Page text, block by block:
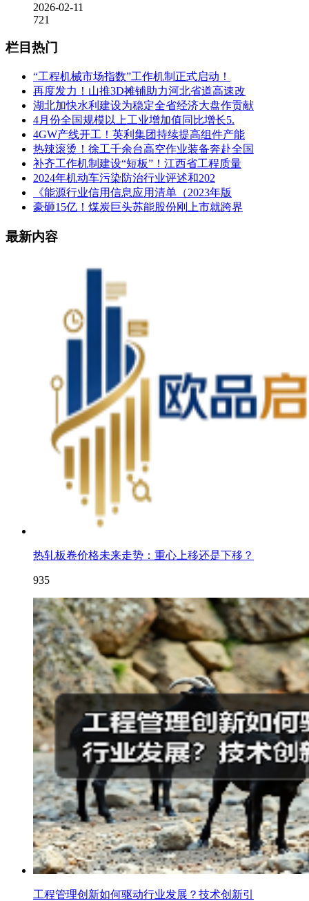
2026-02-11
721
栏目热门
“工程机械市场指数”工作机制正式启动！
再度发力！山推3D摊铺助力河北省道高速改
湖北加快水利建设为稳定全省经济大盘作贡献
4月份全国规模以上工业增加值同比增长5.
4GW产线开工！英利集团持续提高组件产能
热辣滚烫！徐工千余台高空作业装备奔赴全国
补齐工作机制建设“短板”！江西省工程质量
2024年机动车污染防治行业评述和202
《能源行业信用信息应用清单（2023年版
豪砸15亿！煤炭巨头苏能股份刚上市就跨界
最新内容
热轧板卷价格未来走势：重心上移还是下移？
935
工程管理创新如何驱动行业发展？技术创新引